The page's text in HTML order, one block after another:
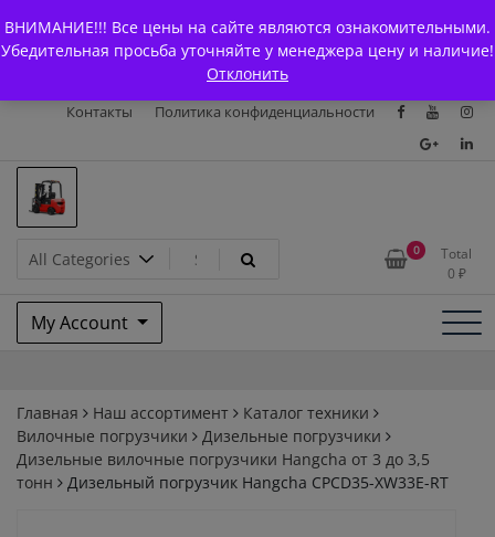
ВНИМАНИЕ!!! Все цены на сайте являются ознакомительными.
Убедительная просьба уточняйте у менеджера цену и наличие!
Отклонить
to
content
Главная
Магазин О Компании
Каталоги
Доставка и оплата
Контакты
Политика конфиденциальности
Запчасти для вилочых
погрузчиков и
электротележек Balkancar
0
Total
0 ₽
My Account
Главная Наш ассортимент
Каталог техники
Вилочные погрузчики
Дизельные погрузчики
Дизельные вилочные погрузчики Hangcha от 3 до 3,5
тонн
Дизельный погрузчик Hangcha CPCD35-XW33E-RT